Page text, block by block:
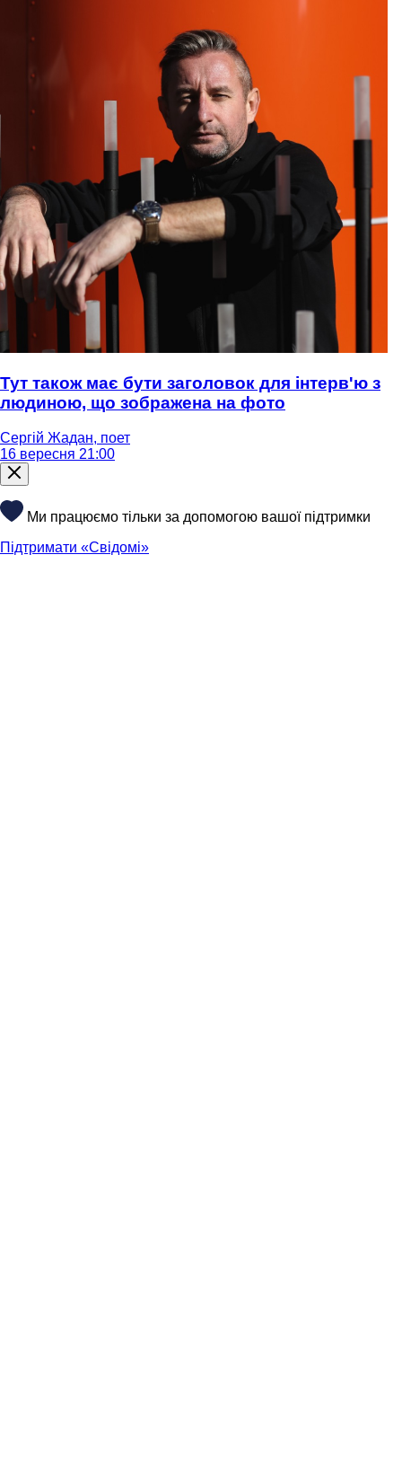
Тут також має бути заголовок для інтерв'ю з
людиною, що зображена на фото
Сергій Жадан, поет
16 вересня 21:00
Ми працюємо тільки за допомогою вашої підтримки
Підтримати «Свідомі»